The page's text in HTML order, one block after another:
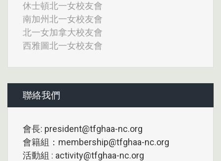
休士頓北一女校友會
南加州北一女校友會
北一女加拿大校友會
西雅圖北一女校友會
聯絡我們
會長: president@tfghaa-nc.org
會籍組：membership@tfghaa-nc.org
活動組 : activity@tfghaa-nc.org